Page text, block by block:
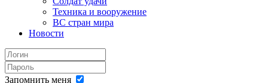
Техника и вооружение
ВС стран мира
Новости
Запомнить меня